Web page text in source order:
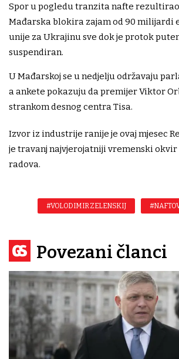
Spor u pogledu tranzita nafte
Mađarska blokira zajam od 90 milijardi
unije za Ukrajinu sve dok je protok
suspendiran.
U Mađarskoj se u nedjelju održavaju
a ankete pokazuju da premijer Viktor
strankom desnog centra Tisa.
Izvor iz industrije ranije je ovaj mjesec
je travanj najvjerojatniji vremenski
radova.
#VOLODIMIR ZELENSKIJ
Povezani članci